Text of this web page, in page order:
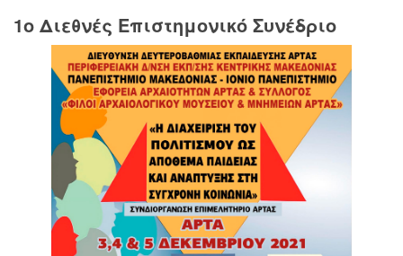
1o Διεθνές Επιστημονικό Συνέδριο